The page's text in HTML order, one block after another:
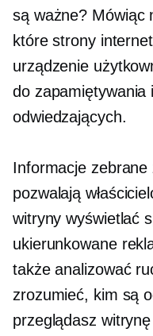
są ważne? Mówiąc
które strony
urządzenie
do zapamiętywania
odwiedzających.
Informacje
pozwalają
witryny wyświetlać
ukierunkowane
także analizować
zrozumieć, kim są
przeglądasz